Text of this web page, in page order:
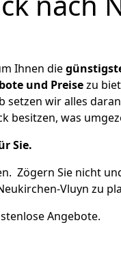
Ihnen die
und Preisezu
wir alles
besitzen, was
Sie.
Zögern Sie nicht
Vluyn zu
Angebote.